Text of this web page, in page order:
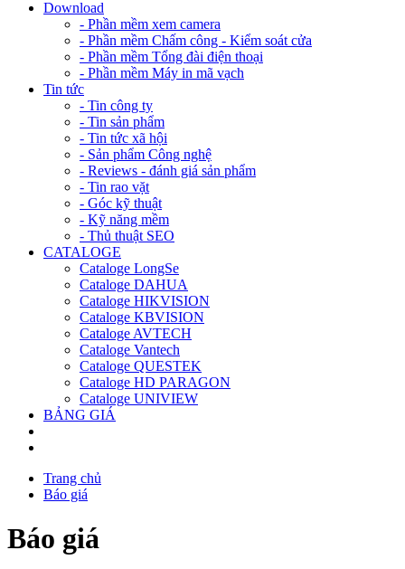
Download
- Phần mềm xem camera
- Phần mềm Chấm công - Kiểm soát cửa
- Phần mềm Tổng đài điện thoại
- Phần mềm Máy in mã vạch
Tin tức
- Tin công ty
- Tin sản phẩm
- Tin tức xã hội
- Sản phẩm Công nghệ
- Reviews - đánh giá sản phẩm
- Tin rao vặt
- Góc kỹ thuật
- Kỹ năng mềm
- Thủ thuật SEO
CATALOGE
Cataloge LongSe
Cataloge DAHUA
Cataloge HIKVISION
Cataloge KBVISION
Cataloge AVTECH
Cataloge Vantech
Cataloge QUESTEK
Cataloge HD PARAGON
Cataloge UNIVIEW
BẢNG GIÁ
Trang chủ
Báo giá
Báo giá